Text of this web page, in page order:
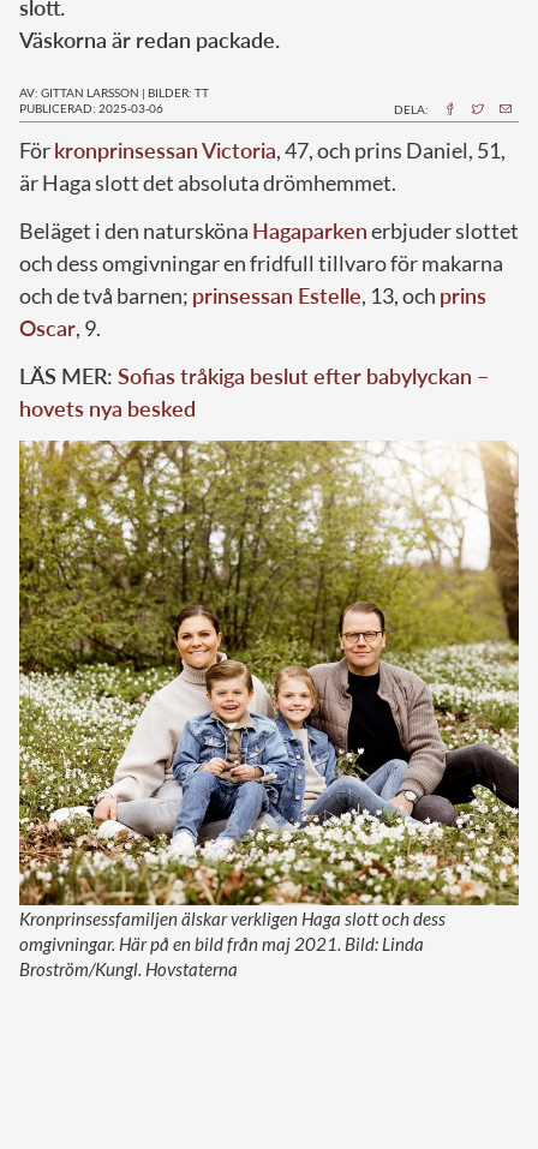
slott.
Väskorna är redan packade.
AV: GITTAN LARSSON | BILDER: TT
PUBLICERAD: 2025-03-06
DELA:
Förkronprinsessan Victoria, 47, och prins Daniel, 51,
är Haga slott det absoluta drömhemmet.
Beläget i den natursköna Hagaparkenerbjuder slottet
och dess omgivningar en fridfull tillvaro för makarna
och de två barnen; prinsessan Estelle, 13, och prins
Oscar, 9.
LÄS MER: Sofias tråkiga beslut efter babylyckan –
hovets nya besked
Kronprinsessfamiljen älskar verkligen Haga slott och dess
omgivningar. Här på en bild från maj 2021. Bild: Linda
Broström/Kungl. Hovstaterna